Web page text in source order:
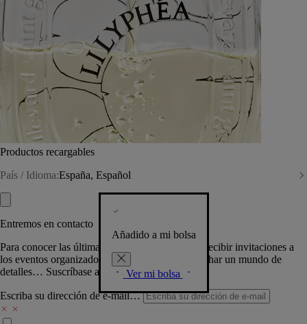
Productos recargables
País / Idioma:España, Español
Añadido a mi bolsa
Ver mi bolsa
Entremos en contacto
Para conocer las últimas creaciones de la Casa, recibir invitaciones a
los eventos organizados por Diptyque y aprovechar un mundo de
detalles… Suscríbase a nuestra newsletter.
Escriba su dirección de e-mail…